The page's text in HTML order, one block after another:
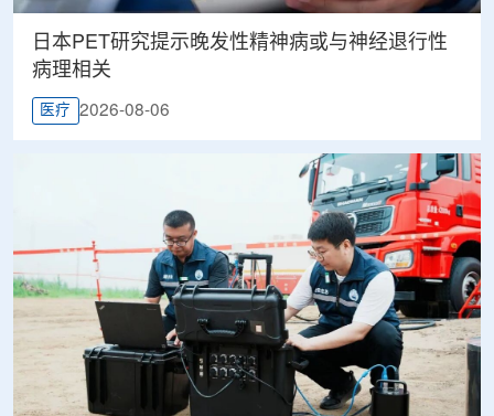
日本PET研究提示晚发性精神病或与神经退行性
病理相关
医疗 2026-08-06